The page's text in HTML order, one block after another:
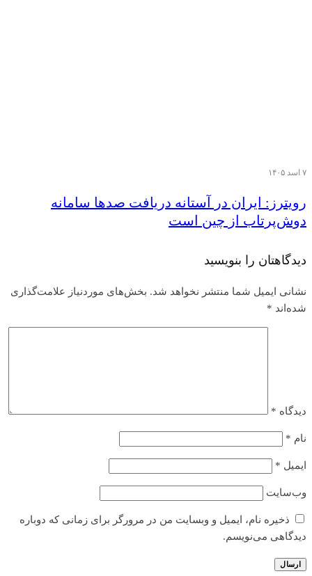
۷ اسد ۱۴۰۵
رویترز: ایران در آستانه دریافت صدها سامانه
دوش‌پرتاب از چین است
دیدگاهتان را بنویسید
نشانی ایمیل شما منتشر نخواهد شد. بخش‌های موردنیاز علامت‌گذاری
شده‌اند *
دیدگاه *
نام *
ایمیل *
وب‌سایت
ذخیره نام، ایمیل و وبسایت من در مرورگر برای زمانی که دوباره
دیدگاهی می‌نویسم.